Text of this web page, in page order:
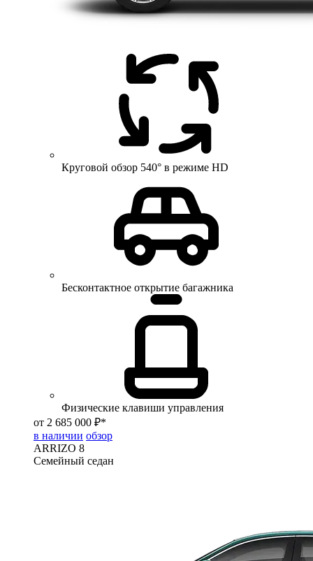
Круговой обзор 540° в режиме HD
Бесконтактное открытие багажника
Физические клавиши управления
от 2 685 000 ₽*
в наличии обзор
ARRIZO 8
Семейный седан